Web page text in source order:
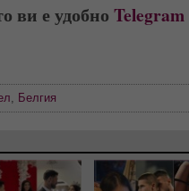
ви е удобно Telegram
Белгия